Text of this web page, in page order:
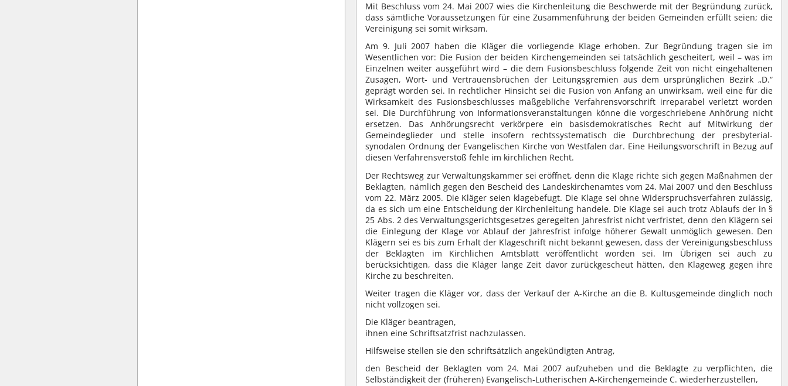
Mit Beschluss vom 24. Mai 2007 wies die Kirchenleitung die Beschwerde mit der Begründung zurück,
dass sämtliche Voraussetzungen für eine Zusammenführung der beiden Gemeinden erfüllt seien; die
Vereinigung sei somit wirksam.
Am 9. Juli 2007 haben die Kläger die vorliegende Klage erhoben. Zur Begründung tragen sie im
Wesentlichen vor: Die Fusion der beiden Kirchengemeinden sei tatsächlich gescheitert, weil – was im
Einzelnen weiter ausgeführt wird – die dem Fusionsbeschluss folgende Zeit von nicht eingehaltenen
Zusagen, Wort- und Vertrauensbrüchen der Leitungsgremien aus dem ursprünglichen Bezirk „D.“
geprägt worden sei. In rechtlicher Hinsicht sei die Fusion von Anfang an unwirksam, weil eine für die
Wirksamkeit des Fusionsbeschlusses maßgebliche Verfahrensvorschrift irreparabel verletzt worden
sei. Die Durchführung von Informationsveranstaltungen könne die vorgeschriebene Anhörung nicht
ersetzen. Das Anhörungsrecht verkörpere ein basisdemokratisches Recht auf Mitwirkung der
Gemeindeglieder und stelle insofern rechtssystematisch die Durchbrechung der presbyterial-
synodalen Ordnung der Evangelischen Kirche von Westfalen dar. Eine Heilungsvorschrift in Bezug auf
diesen Verfahrensverstoß fehle im kirchlichen Recht.
Der Rechtsweg zur Verwaltungskammer sei eröffnet, denn die Klage richte sich gegen Maßnahmen der
Beklagten, nämlich gegen den Bescheid des Landeskirchenamtes vom 24. Mai 2007 und den Beschluss
vom 22. März 2005. Die Kläger seien klagebefugt. Die Klage sei ohne Widerspruchsverfahren zulässig,
da es sich um eine Entscheidung der Kirchenleitung handele. Die Klage sei auch trotz Ablaufs der in §
25 Abs. 2 des Verwaltungsgerichtsgesetzes geregelten Jahresfrist nicht verfristet, denn den Klägern sei
die Einlegung der Klage vor Ablauf der Jahresfrist infolge höherer Gewalt unmöglich gewesen. Den
Klägern sei es bis zum Erhalt der Klageschrift nicht bekannt gewesen, dass der Vereinigungsbeschluss
der Beklagten im Kirchlichen Amtsblatt veröffentlicht worden sei. Im Übrigen sei auch zu
berücksichtigen, dass die Kläger lange Zeit davor zurückgescheut hätten, den Klageweg gegen ihre
Kirche zu beschreiten.
Weiter tragen die Kläger vor, dass der Verkauf der A-Kirche an die B. Kultusgemeinde dinglich noch
nicht vollzogen sei.
Die Kläger beantragen,
ihnen eine Schriftsatzfrist nachzulassen.
Hilfsweise stellen sie den schriftsätzlich angekündigten Antrag,
den Bescheid der Beklagten vom 24. Mai 2007 aufzuheben und die Beklagte zu verpflichten, die
Selbständigkeit der (früheren) Evangelisch-Lutherischen A-Kirchengemeinde C. wiederherzustellen,